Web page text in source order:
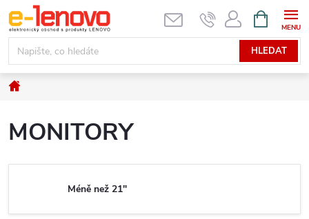
Přejít
na
obsah
HLEDAT
NÁKUPNÍ
KOŠÍK
Domů
MONITORY
Méně než 21"